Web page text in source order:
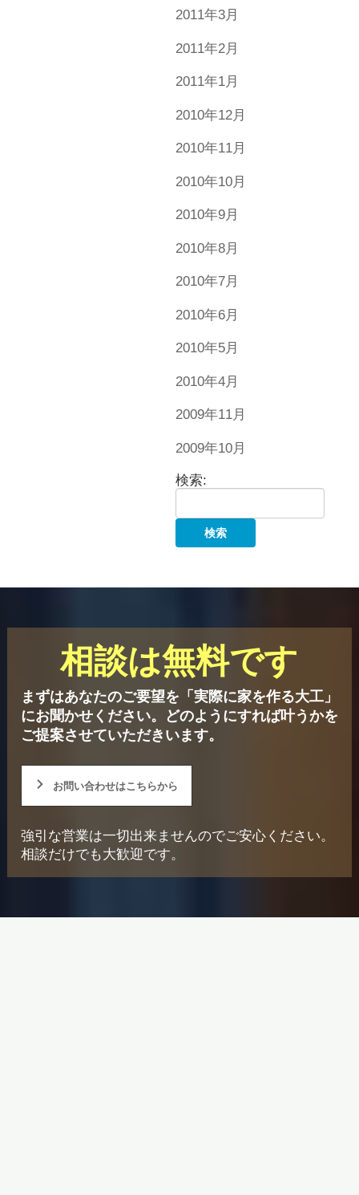
2011年3月
2011年2月
2011年1月
2010年12月
2010年11月
2010年10月
2010年9月
2010年8月
2010年7月
2010年6月
2010年5月
2010年4月
2009年11月
2009年10月
検索:
相談は無料です
まずはあなたのご要望を「実際に家を作る大工」
にお聞かせください。
どのようにすれば叶うかを
ご提案させていただきいます。
お問い合わせはこちらから
強引な営業は一切出来ませんのでご安心ください。
相談だけでも大歓迎です。